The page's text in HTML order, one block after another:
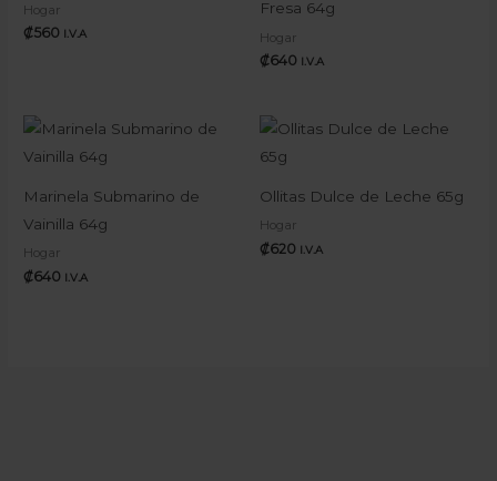
Hogar
₡560 I.V.A
Fresa 64g
Hogar
₡640 I.V.A
Marinela Submarino de
Vainilla 64g
Hogar
₡640 I.V.A
Ollitas Dulce de Leche 65g
Hogar
₡620 I.V.A